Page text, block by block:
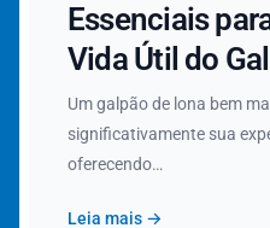
Essenciais
Vida Útil do
Um galpão de lona bem
significativamente sua
oferecendo…
Leia mais →